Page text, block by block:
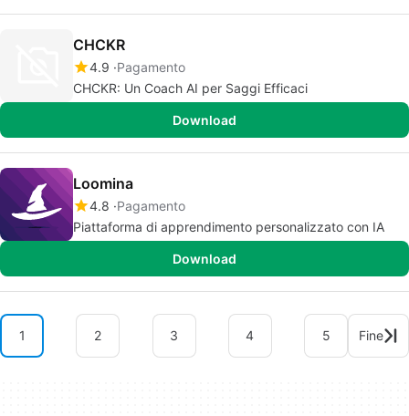
CHCKR
4.9 Pagamento
CHCKR: Un Coach AI per Saggi Efficaci
Download
Loomina
4.8 Pagamento
Piattaforma di apprendimento personalizzato con IA
Download
1 2 3 4 5 Fine